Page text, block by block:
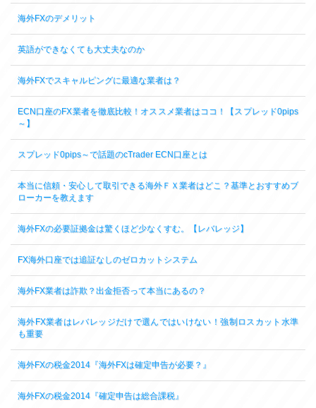
海外FXのデメリット
英語ができなくても大丈夫なのか
海外FXでスキャルピングに最適な業者は？
ECN口座のFX業者を徹底比較！オススメ業者はココ！【スプレッド0pips
～】
スプレッド0pips～で話題のcTrader ECN口座とは
本当に信頼・安心して取引できる海外ＦＸ業者はどこ？基準とおすすめブ
ローカーを教えます
海外FXの必要証拠金は驚くほど少なくすむ。【レバレッジ】
FX海外口座では追証なしのゼロカットシステム
海外FX業者は詐欺？出金拒否って本当にあるの？
海外FX業者はレバレッジだけで選んではいけない！強制ロスカット水準
も重要
海外FXの税金2014『海外FXは確定申告が必要？』
海外FXの税金2014『確定申告は総合課税』